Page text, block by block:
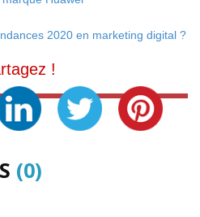
2020 en marketing digital ?
!
(0)